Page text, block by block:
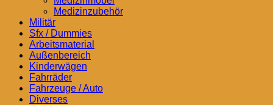
Medizinzubehör
Militär
Sfx / Dummies
Arbeitsmaterial
Außenbereich
Kinderwägen
Fahrräder
Fahrzeuge / Auto
Diverses